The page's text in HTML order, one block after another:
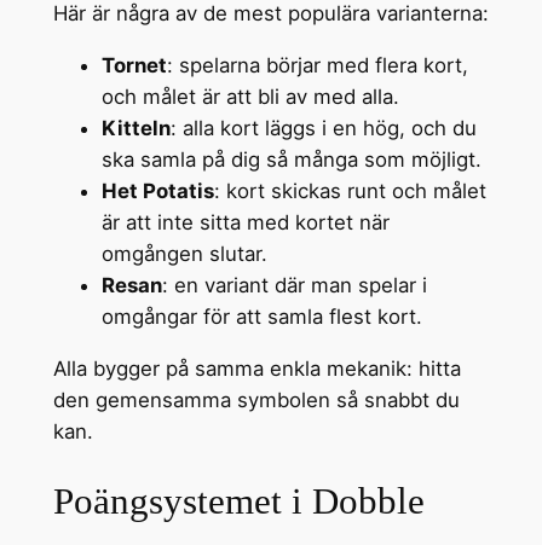
Här är några av de mest populära varianterna:
Tornet: spelarna börjar med flera kort,
och målet är att bli av med alla.
Kitteln: alla kort läggs i en hög, och du
ska samla på dig så många som möjligt.
Het Potatis: kort skickas runt och målet
är att inte sitta med kortet när
omgången slutar.
Resan: en variant där man spelar i
omgångar för att samla flest kort.
Alla bygger på samma enkla mekanik: hitta
den gemensamma symbolen så snabbt du
kan.
Poängsystemet i Dobble